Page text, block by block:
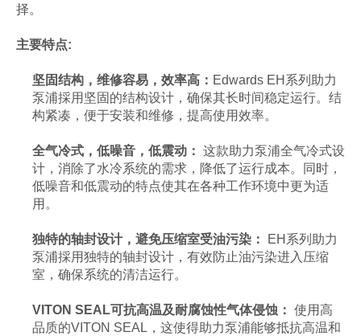
择。
主要特点:
坚固结构，维修容易，效率高： Edwards EH系列助力
泵浦採用坚固的结构设计，确保其长时间稳定运行。结
构紧凑，便于安装和维修，提高使用效率。
全气冷式，低噪音，低震动： 这款助力泵浦全气冷式设
计，消除了水冷系统的需求，降低了运行成本。同时，
低噪音和低震动的特点使其在各种工作环境中更为适
用。
独特的轴封设计，避免压缩室受油污染：
EH系列助力
泵浦採用独特的轴封设计，有效防止油污染进入压缩
室，确保系统的清洁运行。
VITON SEAL可抗高温及耐腐蚀性气体侵蚀： 使用高
品质的VITON SEAL，这使得助力泵浦能够抵抗高温和